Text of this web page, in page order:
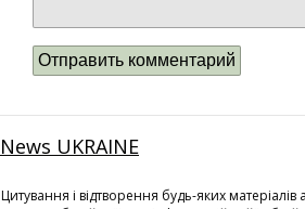
News UKRAINE
Цитування і відтворення будь-яких матеріалів